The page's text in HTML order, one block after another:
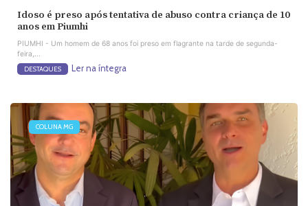
Idoso é preso após tentativa de abuso contra criança de 10
anos em Piumhi
PIUMHI - Um homem de 68 anos foi preso em flagrante na tarde de segunda-
feira,...
DESTAQUES Ler na íntegra
COLUNA MG